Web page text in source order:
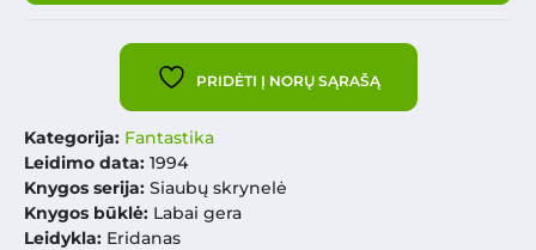
PRIDĖTI Į NORŲ SĄRAŠĄ
Kategorija: Fantastika
Leidimo data: 1994
Knygos serija: Siaubų skrynelė
Knygos būklė: Labai gera
Leidykla: Eridanas